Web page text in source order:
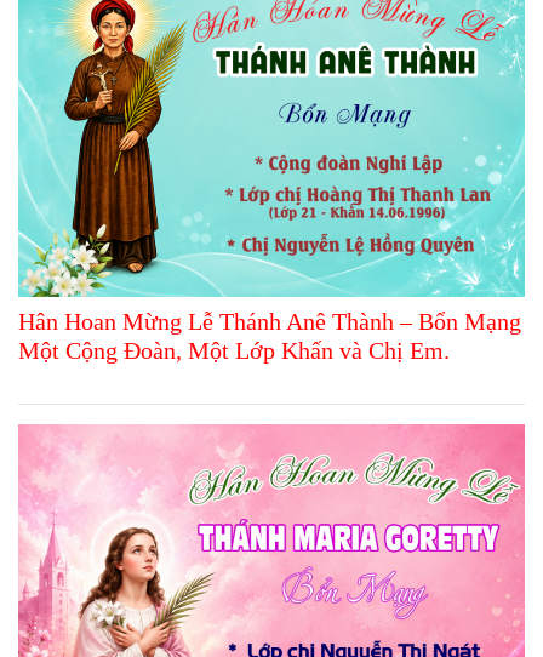
Hân Hoan Mừng Lễ Thánh Anê Thành – Bổn Mạng
Một Cộng Đoàn, Một Lớp Khấn và Chị Em.